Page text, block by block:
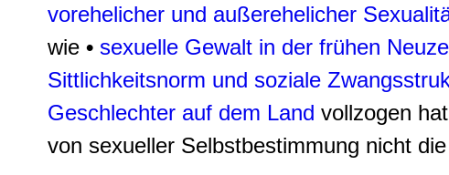
vorehelicher und außerehelicher
wie • sexuelle Gewalt in der frühen
Sittlichkeitsnorm und soziale
Geschlechter auf dem Land vollzogen
von sexueller Selbstbestimmung nicht